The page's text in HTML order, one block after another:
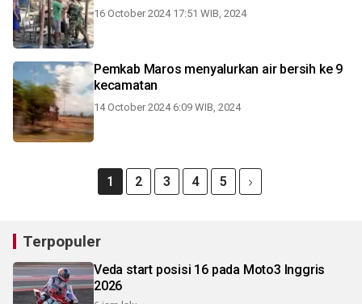
16 October 2024 17:51 WIB, 2024
Pemkab Maros menyalurkan air bersih ke 9
kecamatan
14 October 2024 6:09 WIB, 2024
1 2 3 4 5
Terpopuler
Veda start posisi 16 pada Moto3 Inggris
2026